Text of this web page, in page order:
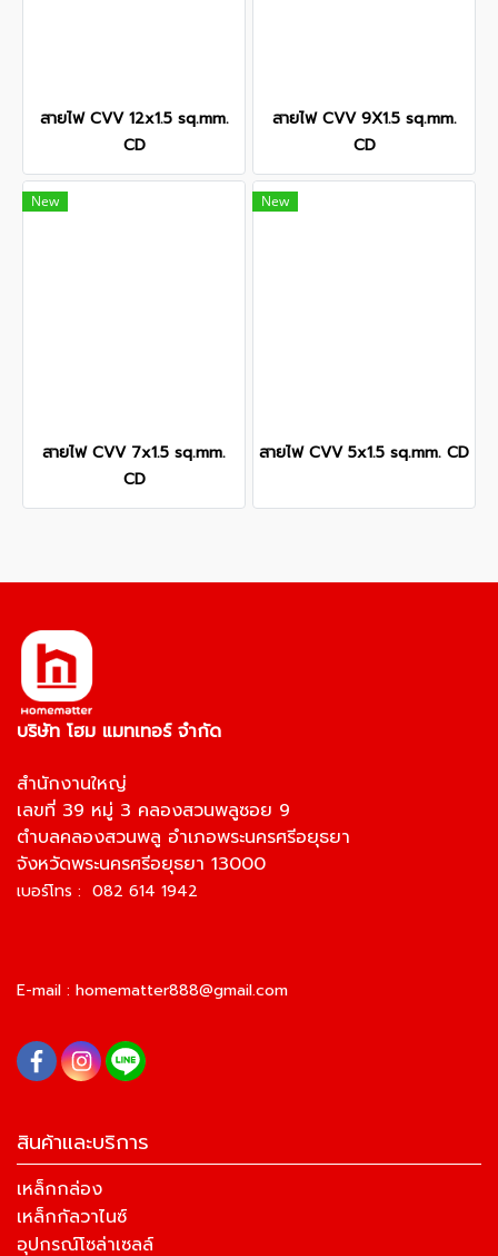
สายไฟ CVV 12x1.5 sq.mm.
CD
สายไฟ CVV 9X1.5 sq.mm.
CD
New
สายไฟ CVV 7x1.5 sq.mm.
CD
New
สายไฟ CVV 5x1.5 sq.mm. CD
บริษัท โฮม แมทเทอร์ จำกัด
สำนักงานใหญ่
เลขที่ 39 หมู่ 3 คลองสวนพลูซอย 9
ตำบลคลองสวนพลู อำเภอพระนครศรีอยุธยา
จังหวัดพระนครศรีอยุธยา 13000
เบอร์โทร : 082 614 1942
E-mail : homematter888@gmail.com
สินค้าและบริการ
เหล็กกล่อง
เหล็กกัลวาไนซ์
อุปกรณ์โซล่าเซลล์